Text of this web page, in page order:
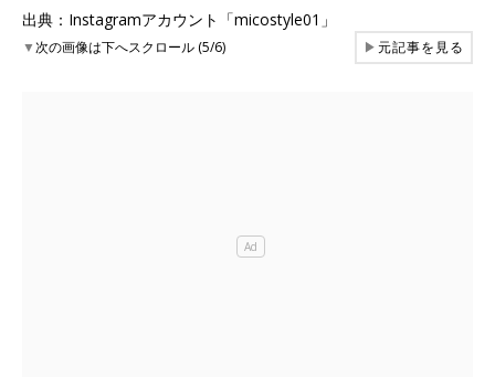
出典：Instagramアカウント「micostyle01」
▼次の画像は下へスクロール (5/6) ▶元記事を見る